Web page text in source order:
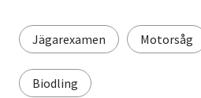
Jägarexamen Motorsåg
Biodling